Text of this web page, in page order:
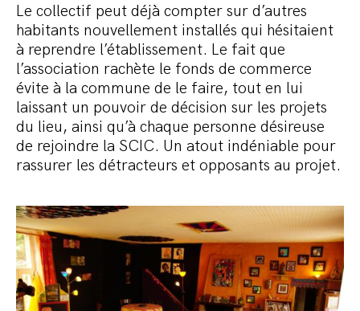
Le collectif peut déjà compter sur d’autres
habitants nouvellement installés qui hésitaient
à reprendre l’établissement. Le fait que
l’association rachète le fonds de commerce
évite à la commune de le faire, tout en lui
laissant un pouvoir de décision sur les projets
du lieu, ainsi qu’à chaque personne désireuse
de rejoindre la SCIC. Un atout indéniable pour
rassurer les détracteurs et opposants au projet.